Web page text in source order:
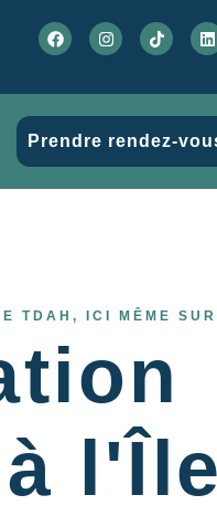
Prendre rendez-
TDAH, ICI MÊME